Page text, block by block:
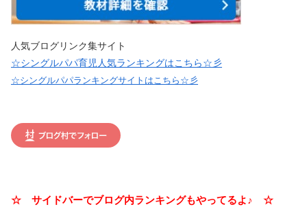
人気ブログリンク集サイト
☆シングルパパ育児人気ランキングはこちら☆彡
☆シングルパパランキングサイトはこちら☆彡
☆ サイドバーでブログ内ランキングもやってるよ♪ ☆